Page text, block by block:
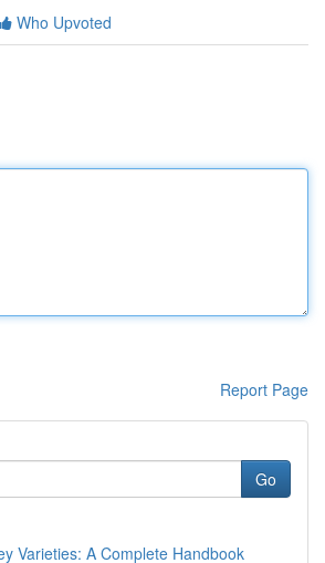
Who Upvoted
Report Page
Go
Varieties: A Complete Handbook